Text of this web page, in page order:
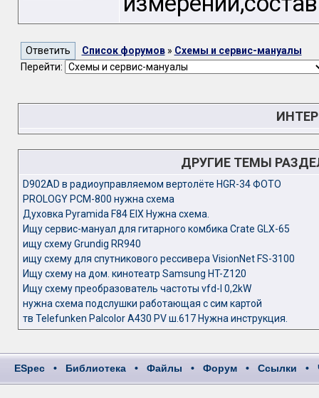
Список форумов» Схемы и сервис-мануалы
Перейти:
ДРУГИЕ ТЕМЫ
D902AD в радиоуправляемом вертолёте HGR-34 ФОТО
PROLOGY PCM-800 нужна схема
Духовка Pyramida F84 EIX Нужна схема.
Ищу сервис-мануал для гитарного комбика Crate GLX-65
ищу схему Grundig RR940
ищу схему для спутникового рессивера VisionNet FS-3100
Ищу схему на дом. кинотеатр Samsung HT-Z120
Ищу схему преобразователь частоты vfd-l 0,2kW
нужна схема подслушки работающая с сим картой
тв Telefunken Palcolor A430 PV ш.617 Нужна инструкция.
ESpec • Библиотека • Файлы • Форум • Ссылки •